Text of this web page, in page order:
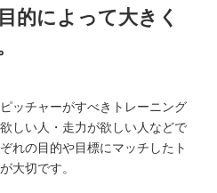
的によって大きく
ッチャーがすべきトレーニング
しい人・走力が欲しい人などで
れの目的や目標にマッチしたト
大切です。